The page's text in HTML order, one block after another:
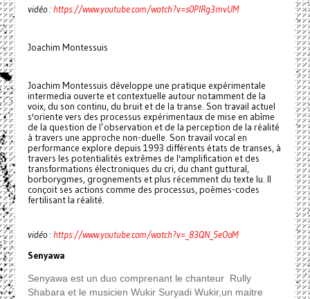
vidéo :https://www.youtube.com/watch?v=s0PIRg3mvUM
Joachim Montessuis
Joachim Montessuis développe une pratique expérimentale
intermedia ouverte et contextuelle autour notamment de la
voix, du son continu, du bruit et de la transe. Son travail actuel
s'oriente vers des processus expérimentaux de mise en abîme
de la question de l’observation et de la perception de la réalité
à travers une approche non-duelle. Son travail vocal en
performance explore depuis 1993 différents états de transes, à
travers les potentialités extrêmes de l'amplification et des
transformations électroniques du cri, du chant guttural,
borborygmes, grognements et plus récemment du texte lu. Il
conçoit ses actions comme des processus, poèmes-codes
fertilisant la réalité.
vidéo :https://www.youtube.com/watch?v=_83QN_5eOoM
Senyawa
Senyawa est un duo comprenant le chanteur Rully
Shabara et le musicien Wukir Suryadi Wukir,un maitre